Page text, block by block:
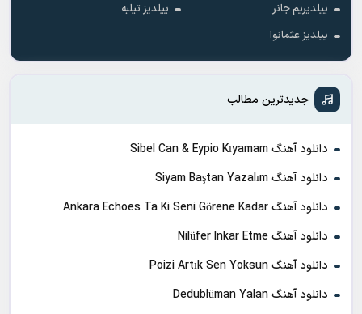
ییلدیریم جانر
ییلدیز تیلبه
ییلدیز عثمانوا
جدیدترین مطالب
دانلود آهنگ Sibel Can & Eypio Kıyamam
دانلود آهنگ Siyam Baştan Yazalım
دانلود آهنگ Ankara Echoes Ta Ki Seni Görene Kadar
دانلود آهنگ Nilüfer Inkar Etme
دانلود آهنگ Poizi Artık Sen Yoksun
دانلود آهنگ Dedublüman Yalan